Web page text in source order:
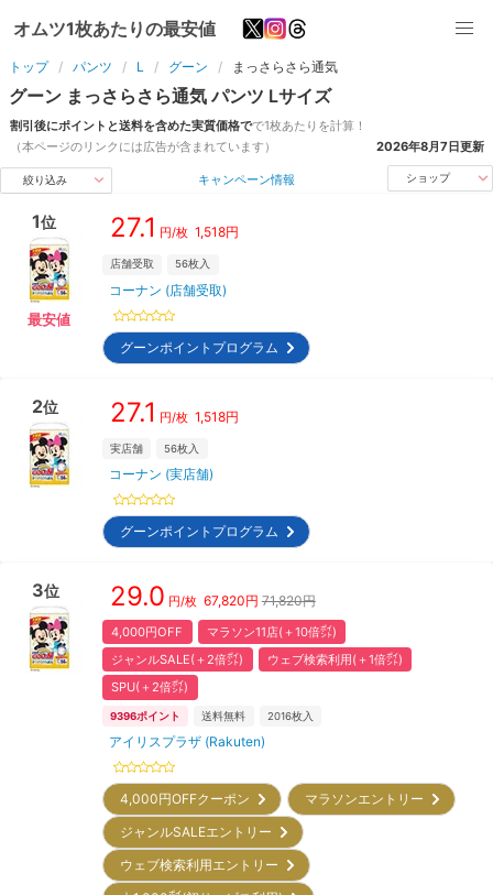
オムツ1枚あたりの最安値
トップ パンツ L グーン まっさらさら通気
グーン まっさらさら通気 パンツ Lサイズ
割引後にポイントと送料を含めた実質価格でで1枚あたりを計算！
（本ページのリンクには広告が含まれています）
2026年8月7日更新
絞り込み キャンペーン情報 ショップ
1位
最安値
27.1 円/枚 1,518円
店舗受取 56枚入
コーナン (店舗受取)
グーンポイントプログラム
2位 27.1 円/枚 1,518円
実店舗 56枚入
コーナン (実店舗)
グーンポイントプログラム
3位 29.0 円/枚 67,820円 71,820円
4,000円OFF
マラソン11店(＋10倍㌽)
ジャンルSALE(＋2倍㌽)
ウェブ検索利用(＋1倍㌽)
SPU(＋2倍㌽)
9396ポイント 送料無料 2016枚入
アイリスプラザ (Rakuten)
4,000円OFFクーポン
マラソンエントリー
ジャンルSALEエントリー
ウェブ検索利用エントリー